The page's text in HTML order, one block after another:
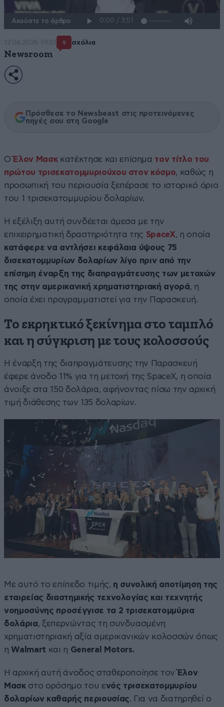
Ακούστε το άρθρο
12·06·2026 19:01 9 σχόλια
Newsroom
Πρόσθεσε το Newsbeast στις προτεινόμενες
πηγές σου στη Google
ΟΈλον Μασκκατέκτησε και επίσημα τον τίτλο του
πρώτου τρισεκατομμυριούχου στον κόσμο, καθώς η
προσωπική του περιουσία ξεπέρασε το ιστορικό όριο
του 1 τρισεκατομμυρίου δολαρίων.
Η εξέλιξη αυτή συνδέεται άμεσα με την
επιχειρηματική δραστηριότητα της SpaceX, η οποία
κατάφερε να αντλήσει κεφάλαια ύψους 75
δισεκατομμυρίων δολαρίων λίγο πριν από την
επίσημη έναρξη της διαπραγμάτευσης των μετοχών
της στην αμερικανική χρηματιστηριακή αγορά, η
οποία έχει προγραμματιστεί για την Παρασκευή.
Το εκρηκτικό ξεκίνημα στο ταμπλό
και η σύγκριση με τους κολοσσούς
Η έναρξη της διαπραγμάτευσης την Παρασκευή
έφερε άνοδο 11% για τη μετοχή της SpaceX, η οποία
άνοιξε στα 150 δολάρια, αφήνοντας πίσω την αρχική
τιμή διάθεσης των 135 δολαρίων.
Με αυτό το επίπεδο τιμής, η συνολική αποτίμηση της
εταιρείας διαστημικής τεχνολογίας και τεχνητής
νοημοσύνης προσέγγισε τα 2 τρισεκατομμύρια
δολάρια, ξεπερνώντας τη συνδυασμένη
χρηματιστηριακή αξία αμερικανικών κολοσσών όπως
ηWalmart και η General Motors.
Η αρχική αυτή άνοδος σταθεροποίησε τονΈλον
Μασκστο ορόσημο του ενός τρισεκατομμυρίου
δολαρίων καθαρής περιουσίας. Για να διατηρηθεί ο